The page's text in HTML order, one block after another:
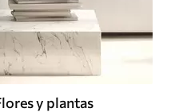
y plantas